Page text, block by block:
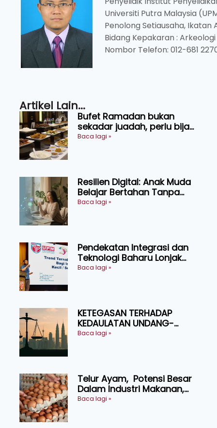
Universiti Putra Malaysia
Penolong Setiausaha, Ikatan
Bidang Kepakaran :
Nombor Telefon: 012-681
Artikel Lain...
Bufet Ramadan bukan
sekadar juadah, perlu bijak
memilih dan selamat
Baca lagi »
Resilien Digital: Anak Muda
Belajar Bertahan Tanpa
Perlu Menekan Diri
Baca lagi »
Pendekatan Integrasi dan
Teknologi Baharu Lonjak
Produktiviti Ternakan
Baca lagi »
KETEGASAN TERHADAP
KEDAULATAN UNDANG-
UNDANG ASAS KEPADA
Baca lagi »
Telur Ayam, Potensi Besar
Dalam Industri Makanan,
Kosmetik dan Penyelidikan
Baca lagi »